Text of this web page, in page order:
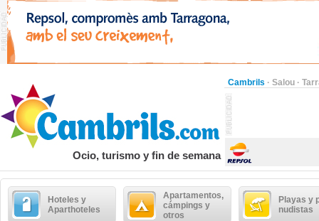
Cambrils · Salou ·
Ocio, turismo y fin de semana
Hoteles y
Aparthoteles
Apartamentos,
cámpings y
otros
Playas y
nudistas